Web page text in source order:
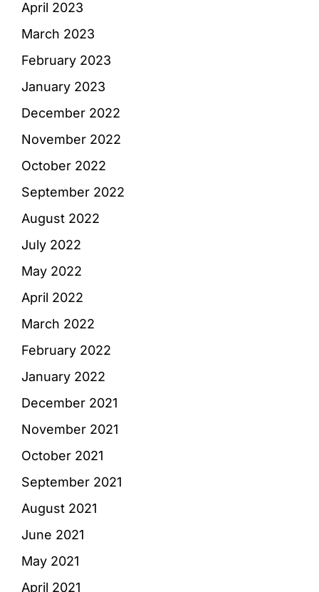
April 2023
March 2023
February 2023
January 2023
December 2022
November 2022
October 2022
September 2022
August 2022
July 2022
May 2022
April 2022
March 2022
February 2022
January 2022
December 2021
November 2021
October 2021
September 2021
August 2021
June 2021
May 2021
April 2021